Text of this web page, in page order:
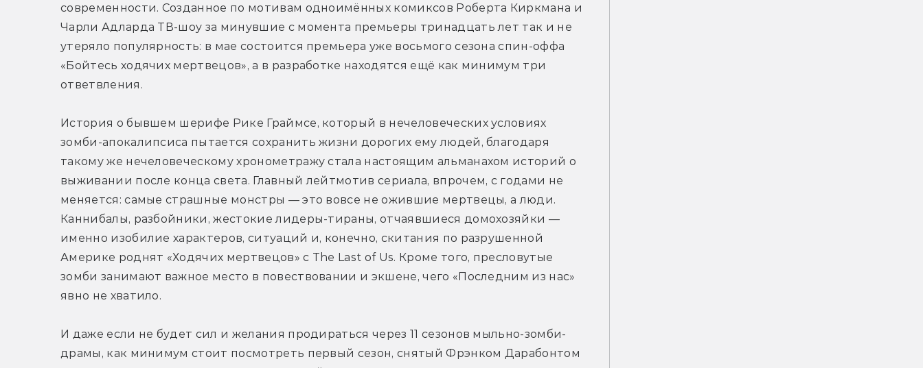
современности. Созданное по мотивам одноимённых комиксов Роберта Киркмана и
Чарли Адларда ТВ-шоу за минувшие с момента премьеры тринадцать лет так и не
утеряло популярность: в мае состоится премьера уже восьмого сезона спин-оффа
«Бойтесь ходячих мертвецов», а в разработке находятся ещё как минимум три
ответвления.
История о бывшем шерифе Рике Граймсе, который в нечеловеческих условиях
зомби-апокалипсиса пытается сохранить жизни дорогих ему людей, благодаря
такому же нечеловеческому хронометражу стала настоящим альманахом историй о
выживании после конца света. Главный лейтмотив сериала, впрочем, с годами не
меняется: самые страшные монстры — это вовсе не ожившие мертвецы, а люди.
Каннибалы, разбойники, жестокие лидеры-тираны, отчаявшиеся домохозяйки —
именно изобилие характеров, ситуаций и, конечно, скитания по разрушенной
Америке роднят «Ходячих мертвецов» с The Last of Us. Кроме того, пресловутые
зомби занимают важное место в повествовании и экшене, чего «Последним из нас»
явно не хватило.
И даже если не будет сил и желания продираться через 11 сезонов мыльно-зомби-
драмы, как минимум стоит посмотреть первый сезон, снятый Фрэнком Дарабонтом